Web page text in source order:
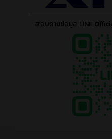
สอบถามข้อมูล LINE